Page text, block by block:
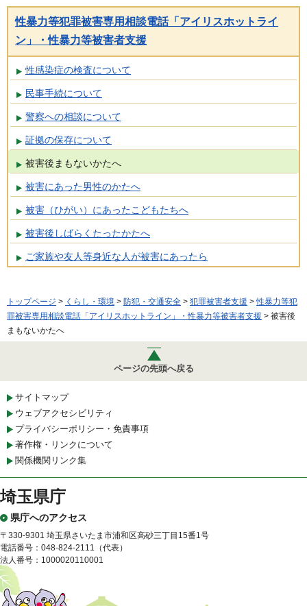
性暴力等犯罪被害専用相談電話「アイリスホットライ
ン」・性暴力等被害者支援
性感染症の検査について
民事手続について
警察への相談について
証拠の保存について
被害後まもないかたへ
被害にあった男性のかたへ
被害（ひがい）にあったこどもたちへ
被害後しばらくたったかたへ
ご家族や友人等身近な人が被害にあったら
トップページ > くらし・環境 > 防犯・交通安全 > 犯罪被害者支援 >性暴力等犯
罪被害専用相談電話「アイリスホットライン」・性暴力等被害者支援 > 被害後
まもないかたへ
ページの先頭へ戻る
サイトマップ
ウェブアクセシビリティ
プライバシーポリシー・免責事項
著作権・リンクについて
関係機関リンク集
埼玉県庁
県庁へのアクセス
〒330-9301 埼玉県さいたま市浦和区高砂三丁目15番1号
電話番号：048-824-2111（代表）
法人番号：1000020110001